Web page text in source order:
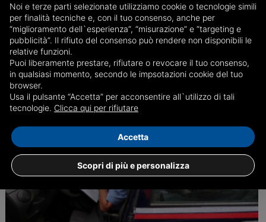
Aggrediscono i negozianti e travolgono una passante per fuggire,
arrestati per tentata rapina.
21/03 Genova, Cronaca
Noi e terze parti selezionate utilizziamo cookie o tecnologie simili
per finalità tecniche e, con il tuo consenso, anche per
“miglioramento dell`esperienza”, “misurazione” e “targeting e
pubblicità”. Il rifiuto del consenso può rendere non disponibili le
relative funzioni.
Puoi liberamente prestare, rifiutare o revocare il tuo consenso,
in qualsiasi momento, secondo le impsotazioni cookie del tuo
browser.
Usa il pulsante “Accetta” per acconsentire all`utilizzo di tali
tecnologie. Clicca qui per rifiutare
Scopri di più e personalizza
Accetta